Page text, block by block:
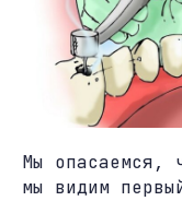
Мы опасаемся,
мы видим